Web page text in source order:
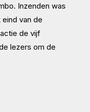
Inzenden was
van de
de vijf
lezers om de